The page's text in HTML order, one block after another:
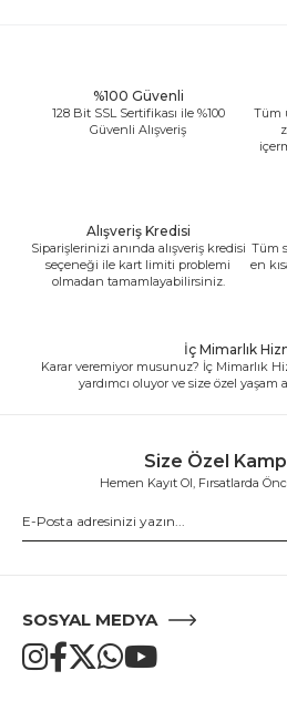
%100 Güvenli
128 Bit SSL Sertifikası ile %100
Güvenli Alışveriş
Tüm
Alışveriş Kredisi
Siparişlerinizi anında alışveriş kredisi
seçeneği ile kart limiti problemi
olmadan tamamlayabilirsiniz.
Tüm
en
İç Mimarlık
Karar veremiyor musunuz? İç Mimarlık
yardımcı oluyor ve size özel yaşam
Size Özel
Hemen Kayıt Ol, Fırsatlarda
SOSYAL MEDYA